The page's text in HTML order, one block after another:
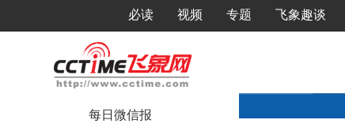
必读 视频 专题 飞象趣谈
每日微信报